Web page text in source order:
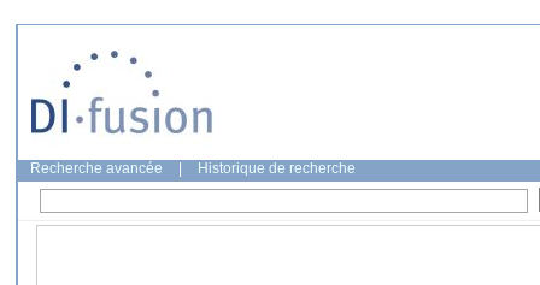
Recherche avancée Historique de recherche